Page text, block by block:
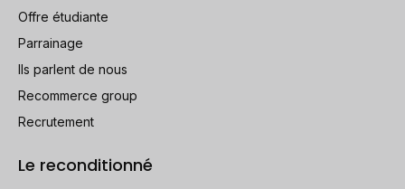
Offre étudiante
Parrainage
Ils parlent de nous
Recommerce group
Recrutement
Le reconditionné